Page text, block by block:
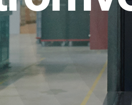
mit System.
Installation, zukunftsfähig im